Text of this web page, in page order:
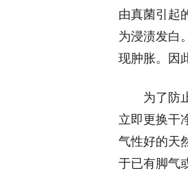
由真菌引起
为浸渍发白
现肿胀。因
为了防止
立即更换干
气性好的天
于已有脚气